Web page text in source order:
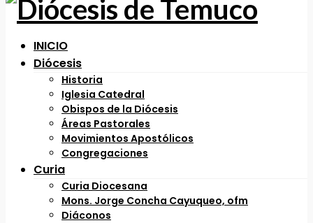
INICIO
Diócesis
Historia
Iglesia Catedral
Obispos de la Diócesis
Áreas Pastorales
Movimientos Apostólicos
Congregaciones
Curia
Curia Diocesana
Mons. Jorge Concha Cayuqueo, ofm
Diáconos